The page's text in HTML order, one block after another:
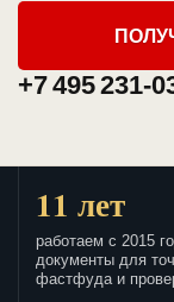
+7 495 231-
11 лет
работаем с 2015
документы для
фастфуда и